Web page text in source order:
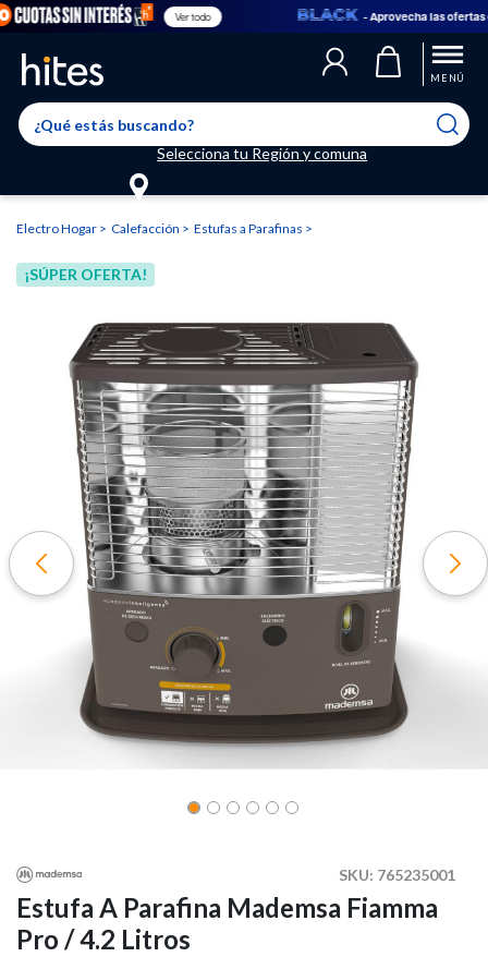
Ver todo - Aprovecha las ofertas en
MENÚ
Selecciona tu Región y comuna
El producto ha sido eliminado correctamente
El producto ha sido agregado a tu lista de favoritos correctamente
Llegaste al límite de productos favoritos permitidos, para agregar
uno nuevo ingresa a “Mi cuenta” y elimina los que ya no necesitas.
Electro Hogar Calefacción Estufas a Parafinas
¡SÚPER OFERTA!
SKU: 765235001
Estufa A Parafina Mademsa Fiamma
Pro / 4.2 Litros